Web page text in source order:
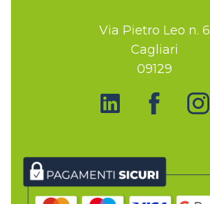
Via Pietro Leo n. 6
Cagliari
09129